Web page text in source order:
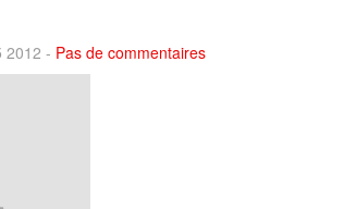
2012 - Pas de commentaires